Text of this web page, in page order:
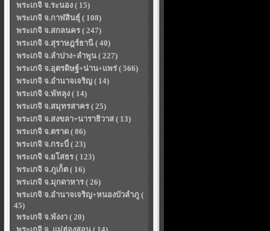
พระเกจิ จ.ระนอง ( 15)
พระเกจิ จ.กาฬสินธุ์ ( 108)
พระเกจิ จ.สกลนคร ( 247)
พระเกจิ จ.สุราษฎร์ธานี ( 40)
พระเกจิ จ.ลำปาง+ลำพูน ( 227)
พระเกจิ จ.อุตรดิษฐ์+น่าน+แพร่ ( 566)
พระเกจิ จ.อำนาจเจริญ ( 14)
พระเกจิ จ.พัทลุง ( 14)
พระเกจิ จ.สมุทรสาคร ( 25)
พระเกจิ จ.สงขลา+นาราธิวาส ( 13)
พระเกจิ จ.ตราด ( 86)
พระเกจิ จ.กระบี่ ( 23)
พระเกจิ จ.ยโสธร ( 123)
พระเกจิ จ.ภูเก็ต ( 16)
พระเกจิ จ.มุกดาหาร ( 26)
พระเกจิ จ.อำนาจเจริญ+หนองบัวลำภู (
45)
พระเกจิ จ.พังงา ( 20)